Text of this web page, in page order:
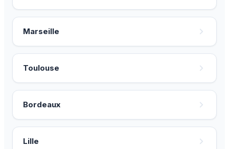
Marseille
Toulouse
Bordeaux
Lille